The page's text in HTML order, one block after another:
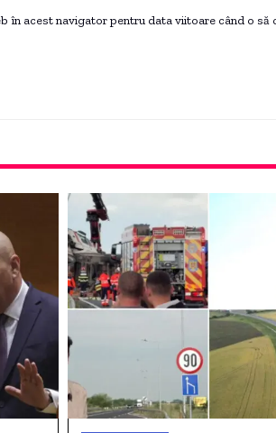
în acest navigator pentru data viitoare când o să